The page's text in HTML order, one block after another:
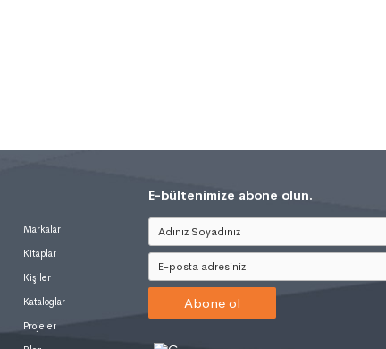
Markalar
Kitaplar
Kişiler
Kataloglar
Projeler
E-bültenimize abone olun.
Abone ol